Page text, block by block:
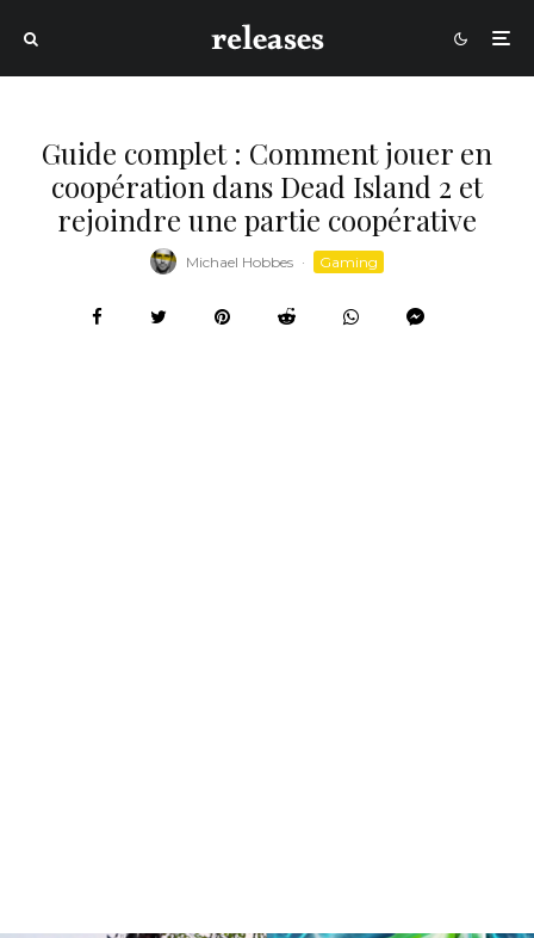
Guide complet : Comment jouer en
coopération dans Dead Island 2 et
rejoindre une partie coopérative
Michael Hobbes · Gaming